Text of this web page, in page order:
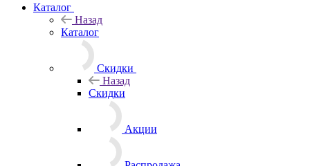
Каталог
Назад
Каталог
Скидки
Назад
Скидки
Акции